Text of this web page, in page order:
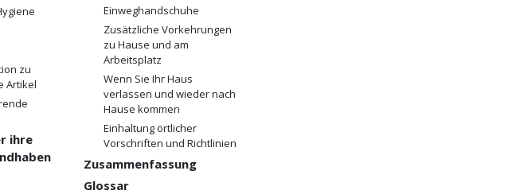
zu
Artikel
ihre
Einweghandschuhe
Zusätzliche Vorkehrungen
zu Hause und am
Arbeitsplatz
Wenn Sie Ihr Haus
verlassen und wieder nach
Hause kommen
Einhaltung örtlicher
Vorschriften und Richtlinien
Zusammenfassung
Glossar